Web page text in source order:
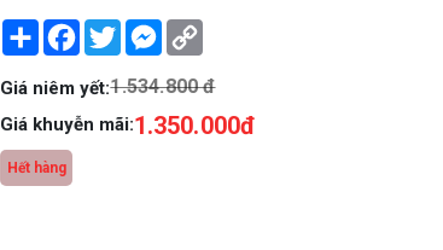
ShareFacebook
TwitterMessenger
Giá niêm yết:1.534.800 đ
Giá khuyễn mãi:1.350.000đ
Hết hàng